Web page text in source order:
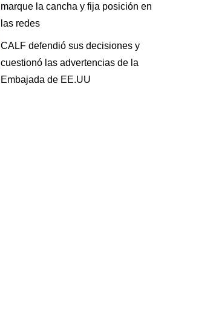
marque la cancha y fija posición en
las redes
CALF defendió sus decisiones y
cuestionó las advertencias de la
Embajada de EE.UU